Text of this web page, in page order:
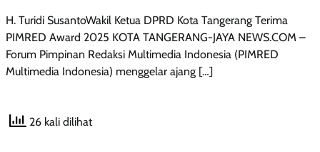
H. Turidi SusantoWakil Ketua DPRD Kota Tangerang Terima
PIMRED Award 2025 KOTA TANGERANG-JAYA NEWS.COM –
Forum Pimpinan Redaksi Multimedia Indonesia (PIMRED
Multimedia Indonesia) menggelar ajang […]
26 kali dilihat